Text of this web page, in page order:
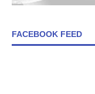
FACEBOOK FEED